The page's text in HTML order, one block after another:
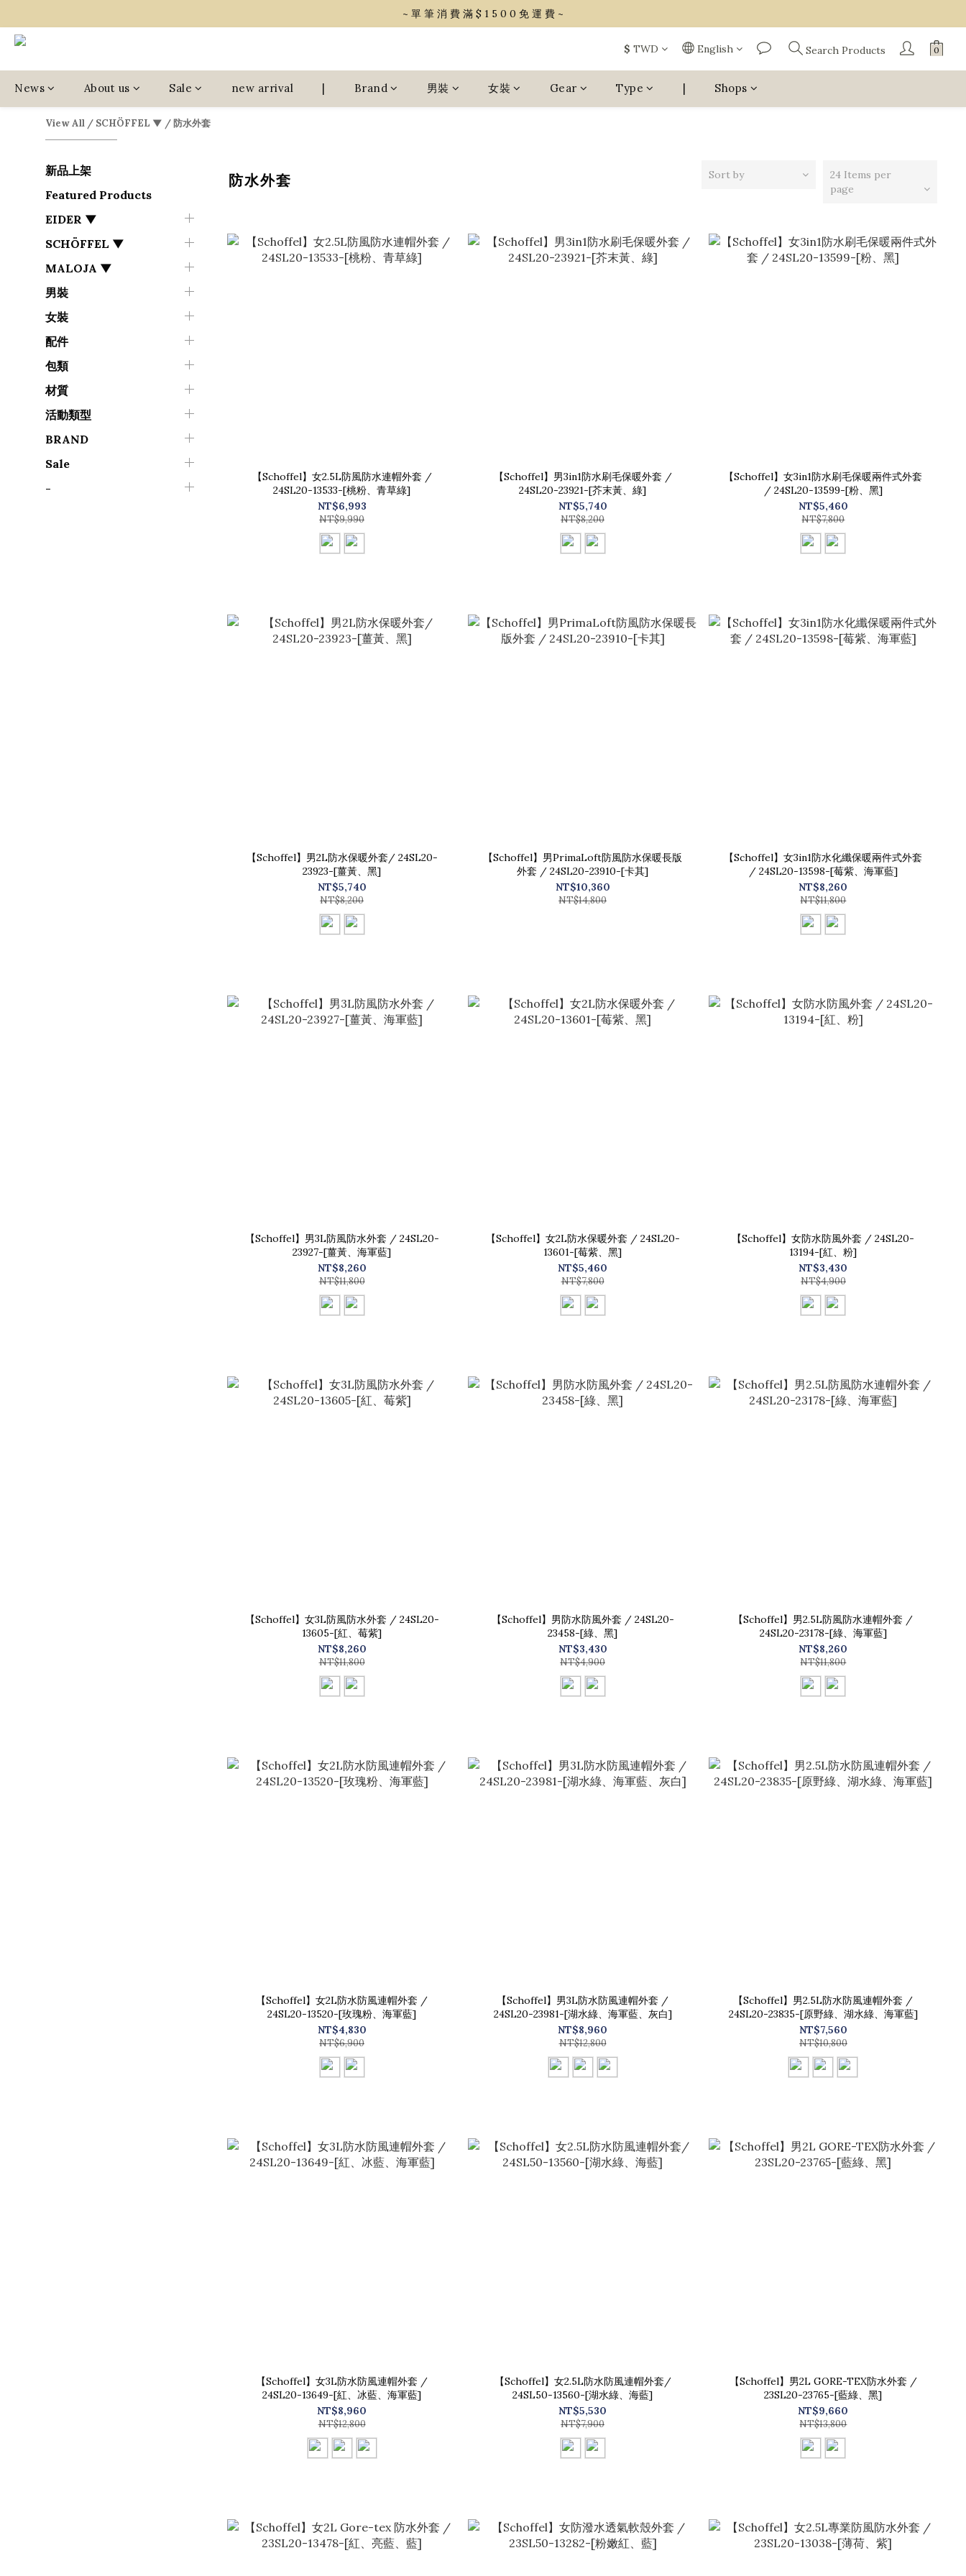
~ 單 筆 消 費 滿 $ 1 5 0 0 免 運 費 ~
~ 單 筆 消 費 滿 $ 1 5 0 0 免 運 費 ~
~ 單 筆 消 費 滿 $ 1 5 0 0 免 運 費 ~
$ TWD English Search Products
News About us Sale new arrival | Brand 男裝 女裝 Gear Type | Shops
View All / SCHÖFFEL ▼ / 防水外套
新品上架
Featured Products
EIDER ▼
SCHÖFFEL ▼
MALOJA ▼
男裝
女裝
配件
包類
材質
活動類型
BRAND
Sale
-
防水外套 Sort by
24 Items per
page
【Schoffel】女2.5L防風防水連帽外套 /
24SL20-13533-[桃粉、青草綠]
NT$6,993
NT$9,990
【Schoffel】男3in1防水刷毛保暖外套 /
24SL20-23921-[芥末黃、綠]
NT$5,740
NT$8,200
【Schoffel】女3in1防水刷毛保暖兩件式外套
/ 24SL20-13599-[粉、黑]
NT$5,460
NT$7,800
【Schoffel】男2L防水保暖外套/ 24SL20-
23923-[薑黃、黑]
NT$5,740
NT$8,200
【Schoffel】男PrimaLoft防風防水保暖長版
外套 / 24SL20-23910-[卡其]
NT$10,360
NT$14,800
【Schoffel】女3in1防水化纖保暖兩件式外套
/ 24SL20-13598-[莓紫、海軍藍]
NT$8,260
NT$11,800
【Schoffel】男3L防風防水外套 / 24SL20-
23927-[薑黃、海軍藍]
NT$8,260
NT$11,800
【Schoffel】女2L防水保暖外套 / 24SL20-
13601-[莓紫、黑]
NT$5,460
NT$7,800
【Schoffel】女防水防風外套 / 24SL20-
13194-[紅、粉]
NT$3,430
NT$4,900
【Schoffel】女3L防風防水外套 / 24SL20-
13605-[紅、莓紫]
NT$8,260
NT$11,800
【Schoffel】男防水防風外套 / 24SL20-
23458-[綠、黑]
NT$3,430
NT$4,900
【Schoffel】男2.5L防風防水連帽外套 /
24SL20-23178-[綠、海軍藍]
NT$8,260
NT$11,800
【Schoffel】女2L防水防風連帽外套 /
24SL20-13520-[玫瑰粉、海軍藍]
NT$4,830
NT$6,900
【Schoffel】男3L防水防風連帽外套 /
24SL20-23981-[湖水綠、海軍藍、灰白]
NT$8,960
NT$12,800
【Schoffel】男2.5L防水防風連帽外套 /
24SL20-23835-[原野綠、湖水綠、海軍藍]
NT$7,560
NT$10,800
【Schoffel】女3L防水防風連帽外套 /
24SL20-13649-[紅、冰藍、海軍藍]
NT$8,960
NT$12,800
【Schoffel】女2.5L防水防風連帽外套/
24SL50-13560-[湖水綠、海藍]
NT$5,530
NT$7,900
【Schoffel】男2L GORE-TEX防水外套 /
23SL20-23765-[藍綠、黑]
NT$9,660
NT$13,800